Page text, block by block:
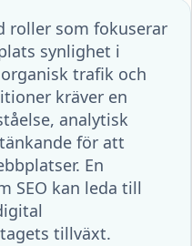
roller som fokuserar
synlighet i
trafik och
kräver en
analytisk
för att
En
SEO kan leda till
tillväxt.